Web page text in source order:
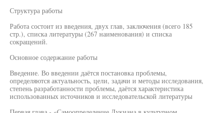
Структура работы
Работа состоит из введения, двух глав, заключения (всего 185
стр.), списка литературы (267 наименования) и списка
сокращений.
Основное содержание работы
Введение. Во введении даётся постановка проблемы,
определяются актуальность, цели, задачи и методы исследования,
степень разработанности проблемы, даётся характеристика
использованных источников и исследовательской литературы